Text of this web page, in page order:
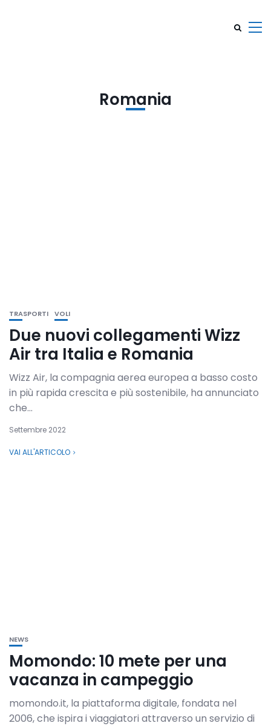
Romania
TRASPORTI VOLI
Due nuovi collegamenti Wizz
Air tra Italia e Romania
Wizz Air, la compagnia aerea europea a basso costo
in più rapida crescita e più sostenibile, ha annunciato
che...
Settembre 2022
VAI ALL'ARTICOLO
NEWS
Momondo: 10 mete per una
vacanza in campeggio
momondo.it, la piattaforma digitale, fondata nel
2006, che ispira i viaggiatori attraverso un servizio di